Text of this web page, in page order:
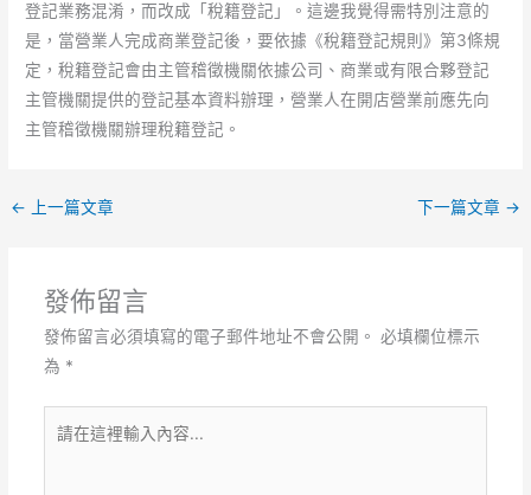
登記業務混淆，而改成「稅籍登記」。這邊我覺得需特別注意的
是，當營業人完成商業登記後，要依據《稅籍登記規則》第3條規
定，稅籍登記會由主管稽徵機關依據公司、商業或有限合夥登記
主管機關提供的登記基本資料辦理，營業人在開店營業前應先向
主管稽徵機關辦理稅籍登記。
← 上一篇文章 下一篇文章 →
發佈留言
發佈留言必須填寫的電子郵件地址不會公開。 必填欄位標示
為 *